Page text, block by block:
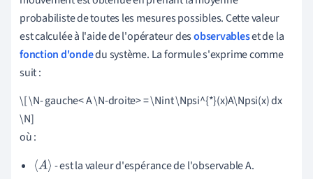
probabiliste de toutes les mesures possibles. Cette valeur
est calculée à l'aide de l'opérateur desobservableset de la
fonction d'ondedu système. La formule s'exprime comme
suit :
\[ \N- gauche< A \N-droite> = \Nint \Npsi^{*}(x)A\Npsi(x) dx
\N]
où :
⟨A⟩ - est la valeur d'espérance de l'observable A.